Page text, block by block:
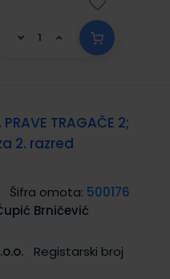
TRAGAČE 2;
2. razred
Šifra omota: 500176
Brničević
Registarski broj